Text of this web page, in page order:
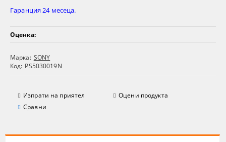
Гаранция 24 месеца.
Оценка:
Марка: SONY
Код: PS5030019N
Изпрати на приятел
Оцени продукта
Сравни